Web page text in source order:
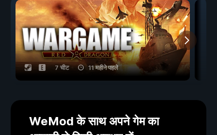
7 चीट 11 महीने पहले
WeMod के साथ अपने गेम का